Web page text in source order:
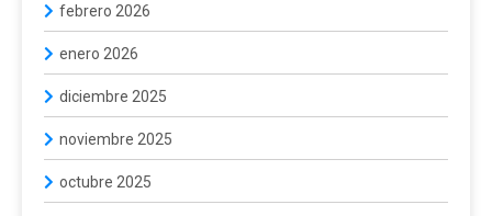
febrero 2026
enero 2026
diciembre 2025
noviembre 2025
octubre 2025